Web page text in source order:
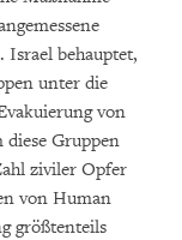
behauptet,
unter die
von
Gruppen
ziviler Opfer
von Human
größtenteils